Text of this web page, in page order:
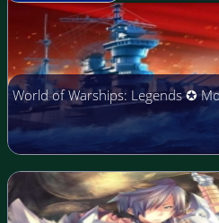
World of Warships: Legends ✪